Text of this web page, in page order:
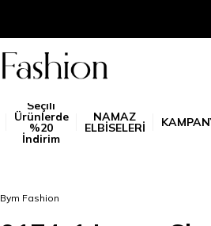
Seçili
Ürünlerde
%20
İndirim
NAMAZ
ELBİSELERİ
Bym Fashion